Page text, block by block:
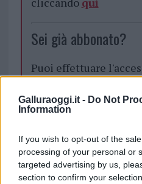
Galluraoggi.it - Do Not
Information
If you wish to opt-out of the
processing of your personal or
targeted advertising by us,
section to confirm your
Sei già abbonato?
Puoi effettuare
cliccandoqui
TEMI: Comune Golfo
Matrimoni Al Mare Golfo
Matrimoni Spiagge Golfo